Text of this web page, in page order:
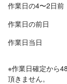
作業日の4〜2日前
作業日の前日
作業日当日
※作業日確定から
頂きません。